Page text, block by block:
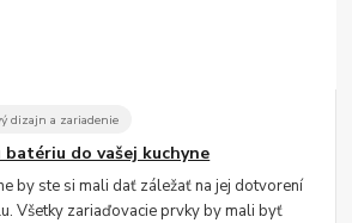
dizajn a zariadenie
do vašej kuchyne
by ste si mali dať záležať na jej dotvorení
Všetky zariaďovacie prvky by mali byť